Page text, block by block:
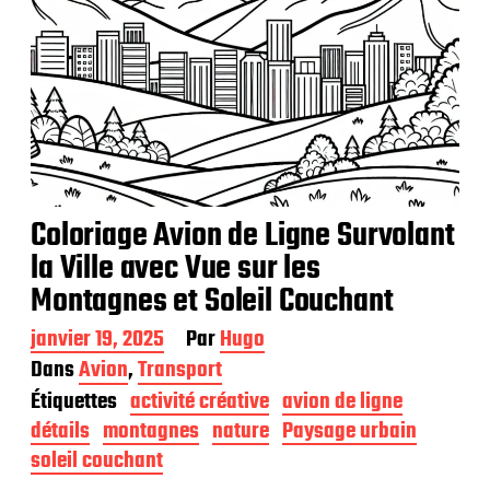
Coloriage Avion de Ligne Survolant
la Ville avec Vue sur les
Montagnes et Soleil Couchant
D
a
t
e
d
e
p
janvier 19, 2025 ParHugo
DansAvion,Transport
Étiquettes activité créative avion de ligne
détails montagnes nature Paysage urbain
soleil couchant